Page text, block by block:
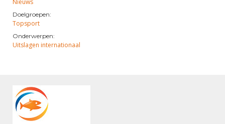
Nieuws
Doelgroepen:
Topsport
Onderwerpen:
Uitslagen internationaal